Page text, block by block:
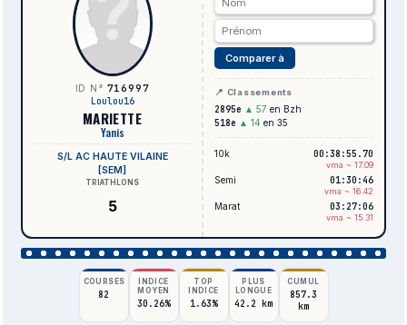
ID N° 716997
Loulou16
MARIETTE
Yanis
S/L AC HAUTE VILAINE
[SEM]
TRIATHLONS
5
Comparer à
📍 Classements
2895e ▲ 57 en Bzh
518e ▲ 14 en 35
10k 00:38:55.70
vma ~ 17.09
Semi 01:30:46
vma ~ 16.42
Marat 03:27:06
vma ~ 15.31
COURSES
82
INDICE
MOYEN
30.26%
TOP
INDICE
1.63%
PLUS
LONGUE
42.2 km
CUMUL
857.3
km